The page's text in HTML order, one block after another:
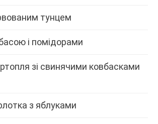
тунцем
і помідорами
зі свинячими ковбасками
з яблуками